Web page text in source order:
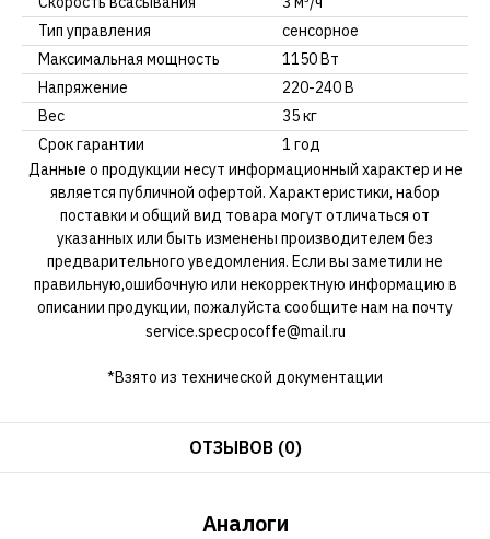
Тип управления
сенсорное
Максимальная мощность
1150 Вт
Напряжение
220-240 В
Вес
35 кг
Срок гарантии
1 год
Данные о продукции несут информационный характер и не
является публичной офертой. Характеристики, набор
поставки и общий вид товара могут отличаться от
указанных или быть изменены производителем без
предварительного уведомления. Если вы заметили не
правильную,ошибочную или некорректную информацию в
описании продукции, пожалуйста сообщите нам на почту
service.specpocoffe@mail.ru
*Взято из технической документации
ОТЗЫВОВ (0)
Аналоги